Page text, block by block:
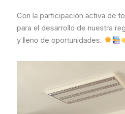
Con la participación activa de
para el desarrollo de nuestra
y lleno de oportunidades.